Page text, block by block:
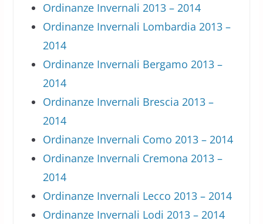
Ordinanze Invernali 2013 – 2014
Ordinanze Invernali Lombardia 2013 –
2014
Ordinanze Invernali Bergamo 2013 –
2014
Ordinanze Invernali Brescia 2013 –
2014
Ordinanze Invernali Como 2013 – 2014
Ordinanze Invernali Cremona 2013 –
2014
Ordinanze Invernali Lecco 2013 – 2014
Ordinanze Invernali Lodi 2013 – 2014